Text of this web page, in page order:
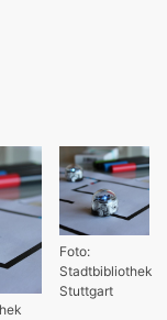
Foto:
Stadtbibliothek
Stuttgart